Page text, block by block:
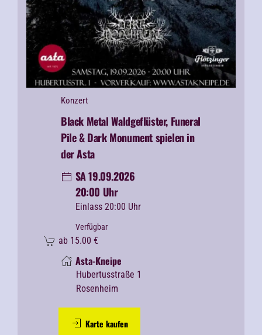
Konzert
Black MetalWaldgeflüster, Funeral
Pile & Dark Monument spielen in
der Asta
SA 19.09.2026
20:00 Uhr
Einlass 20:00 Uhr
Verfügbar
ab 15.00 €
Asta-Kneipe
Hubertusstraße 1
Rosenheim
Karte kaufen